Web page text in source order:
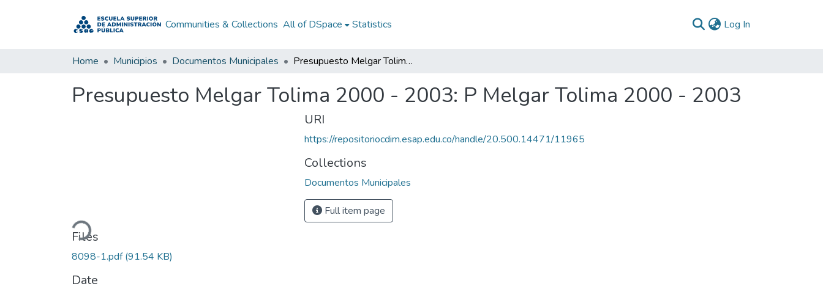
Communities & Collections All of DSpace Statistics Log In
Home Municipios Documentos Municipales Presupuesto Melgar Tolima 2000 - 2003: P Melgar Tolima 2000 - 2003
Presupuesto Melgar Tolima 2000 - 2003: P Melgar Tolima 2000 - 2003
Loading...
Files
8098-1.pdf(91.54 KB)
Date
URI
https://repositoriocdim.esap.edu.co/handle/20.500.14471/11965
Collections
Documentos Municipales
Full item page